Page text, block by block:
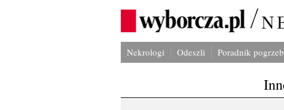
Nekrologi Odeszli Poradnik